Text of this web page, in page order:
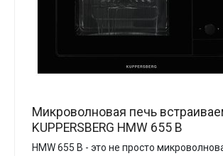
Микроволновая печь
KUPPERSBERG HMW 655 B
HMW 655 В - это не просто